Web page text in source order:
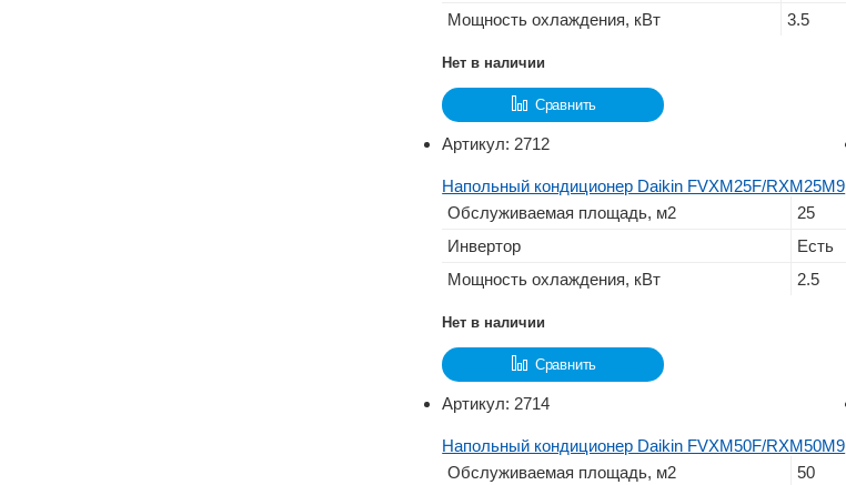
Мощность охлаждения, кВт
3.5
Нет в наличии
Сравнить
Артикул: 2712
Напольный кондиционер Daikin FVXM25F/RXM25M9
Обслуживаемая площадь, м2
25
Инвертор
Есть
Мощность охлаждения, кВт
2.5
Нет в наличии
Сравнить
Артикул: 2714
Напольный кондиционер Daikin FVXM50F/RXM50M9
Обслуживаемая площадь, м2
50